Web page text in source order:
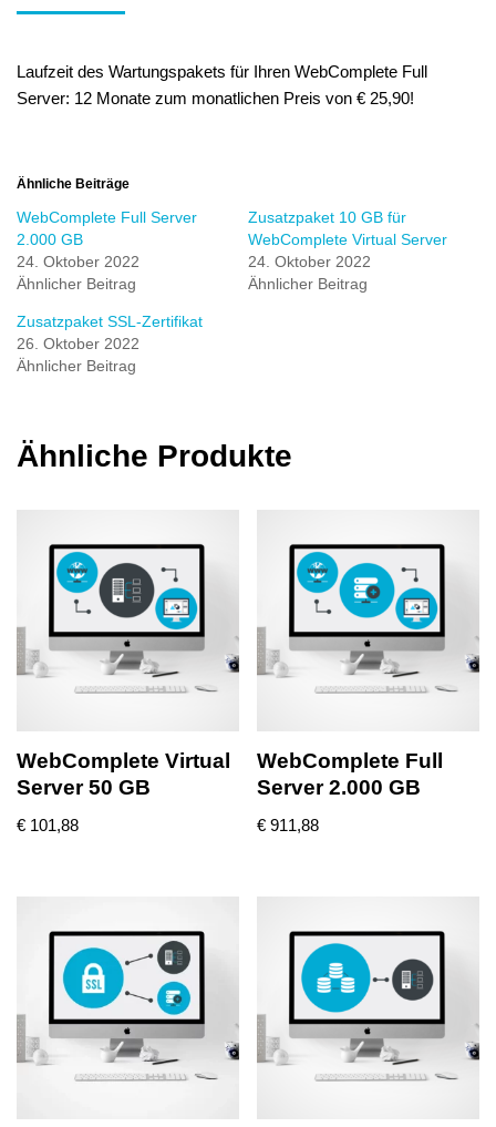
Laufzeit des Wartungspakets für Ihren WebComplete Full
Server: 12 Monate zum monatlichen Preis von € 25,90!
Ähnliche Beiträge
WebComplete Full Server
2.000 GB
24. Oktober 2022
Ähnlicher Beitrag
Zusatzpaket 10 GB für
WebComplete Virtual Server
24. Oktober 2022
Ähnlicher Beitrag
Zusatzpaket SSL-Zertifikat
26. Oktober 2022
Ähnlicher Beitrag
Ähnliche Produkte
WebComplete Virtual
Server 50 GB
€ 101,88
WebComplete Full
Server 2.000 GB
€ 911,88